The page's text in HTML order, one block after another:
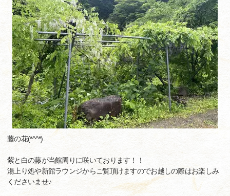
藤の花(*^^*)
紫と白の藤が当館周りに咲いております！！
湯上り処や新館ラウンジからご覧頂けますのでお越しの際はお楽しみ
くださいませ♪